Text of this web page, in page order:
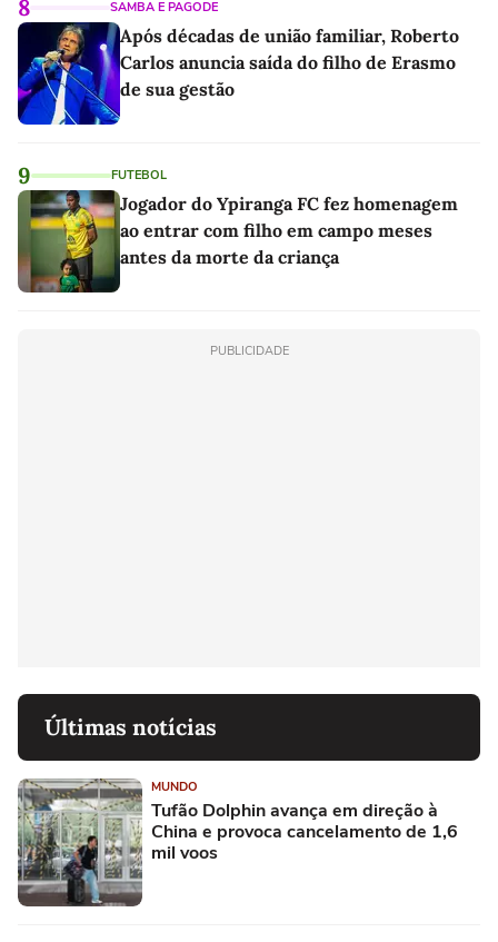
8 SAMBA E PAGODE
Após décadas de união familiar, Roberto
Carlos anuncia saída do filho de Erasmo
de sua gestão
9 FUTEBOL
Jogador do Ypiranga FC fez homenagem
ao entrar com filho em campo meses
antes da morte da criança
PUBLICIDADE
Últimas notícias
MUNDO
Tufão Dolphin avança em direção à
China e provoca cancelamento de 1,6
mil voos